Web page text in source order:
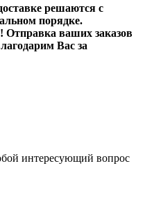
решаются с
порядке.
ваших заказов
Вас за
интересующий вопрос